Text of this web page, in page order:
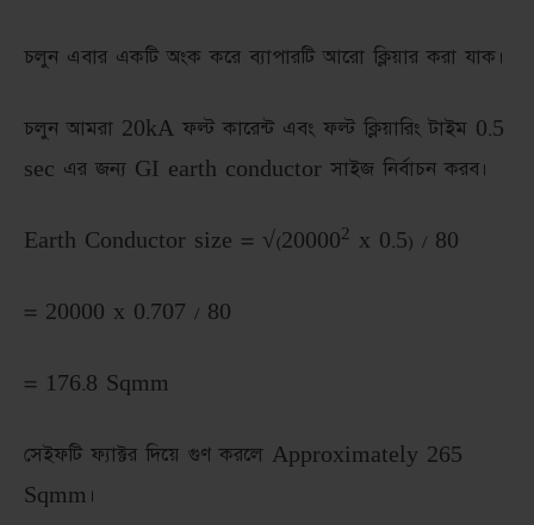
চলুন এবার একটি অংক করে ব্যাপারটি আরো ক্লিয়ার করা যাক।
চলুন আমরা 20kA ফল্ট কারেন্ট এবং ফল্ট ক্লিয়ারিং টাইম 0.5
sec এর জন্য GI earth conductor সাইজ নির্বাচন করব।
Earth Conductor size = √(200002 x 0.5) / 80
= 20000 x 0.707 / 80
= 176.8 Sqmm
সেইফটি ফ্যাক্টর দিয়ে গুণ করলে Approximately 265
Sqmm।